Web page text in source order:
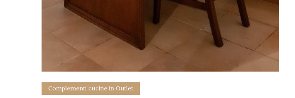
Complementi cucine in Outlet